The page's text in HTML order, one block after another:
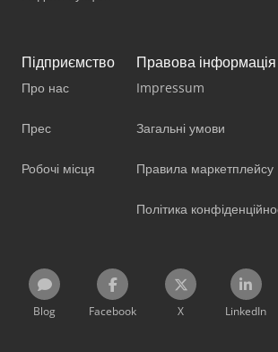
Підприємство
Про нас
Прес
Робочі місця
Правова інформація
Impressum
Загальні умови
Правила маркетплейсу
Політика
Blog Facebook X LinkedIn